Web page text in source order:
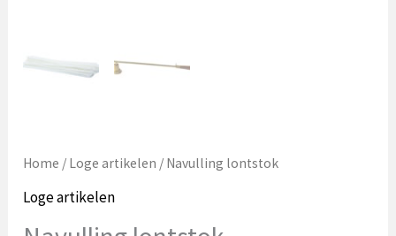
Home / Loge artikelen / Navulling lontstok
Loge artikelen